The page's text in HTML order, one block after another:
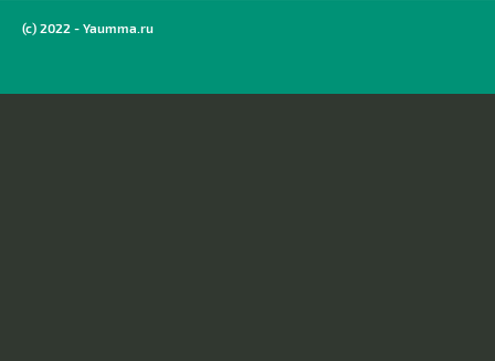
(c) 2022 - Yaumma.ru